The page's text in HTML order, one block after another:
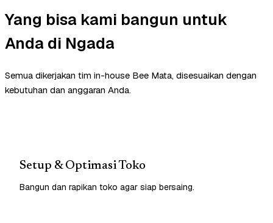
Yang bisa kami bangun untuk
Anda di Ngada
Semua dikerjakan tim in-house Bee Mata, disesuaikan dengan
kebutuhan dan anggaran Anda.
Setup & Optimasi Toko
Bangun dan rapikan toko agar siap bersaing.